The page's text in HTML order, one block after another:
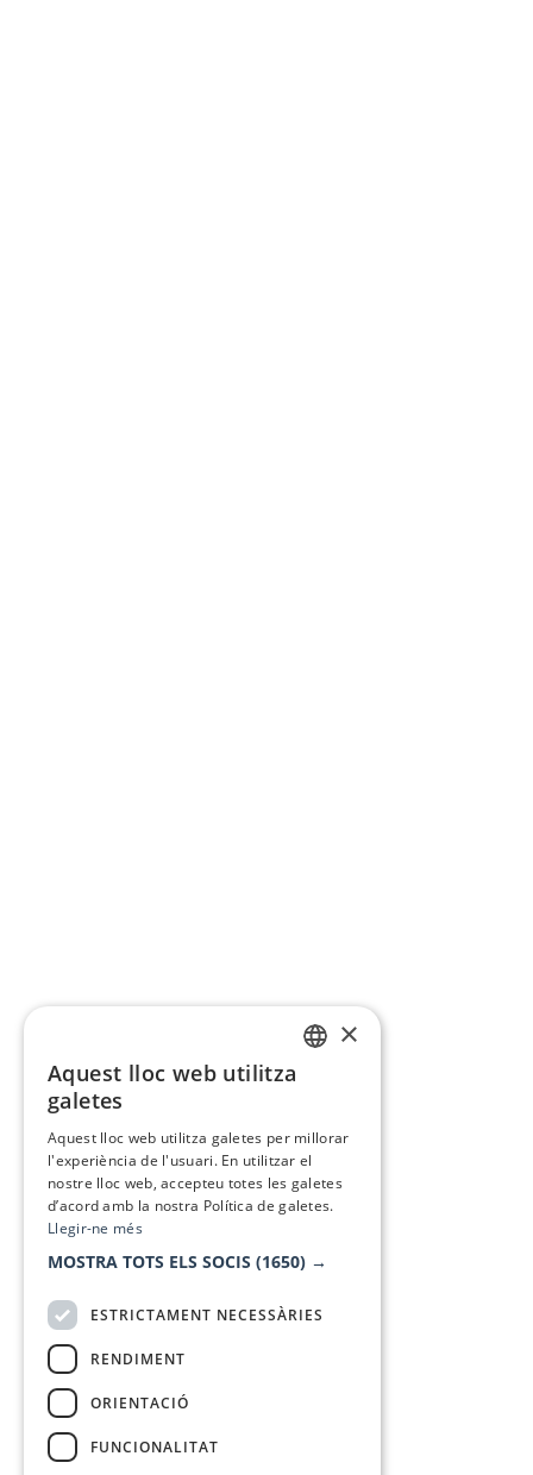
×
Aquest lloc web utilitza
galetes
Aquest lloc web utilitza galetes per millorar
l'experiència de l'usuari. En utilitzar el
nostre lloc web, accepteu totes les galetes
d’acord amb la nostra Política de galetes.
Llegir-ne més
MOSTRA TOTS ELS SOCIS (1650) →
ESTRICTAMENT NECESSÀRIES
RENDIMENT
ORIENTACIÓ
FUNCIONALITAT